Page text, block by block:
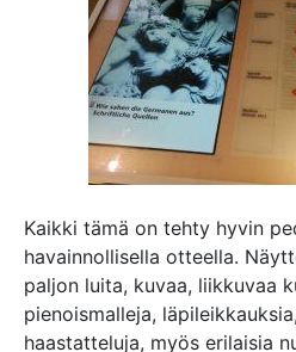
Kaikki tämä on tehty hyvin
havainnollisella otteella.
paljon luita, kuvaa, liikkuvaa
pienoismalleja,
haastatteluja, myös erilaisia